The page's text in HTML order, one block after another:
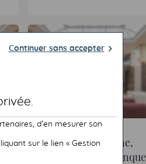
Naima Khelifi Ziane,
Directrice de la Banque
Continuer sans accepter
d’en mesurer son
sur le lien « Gestion